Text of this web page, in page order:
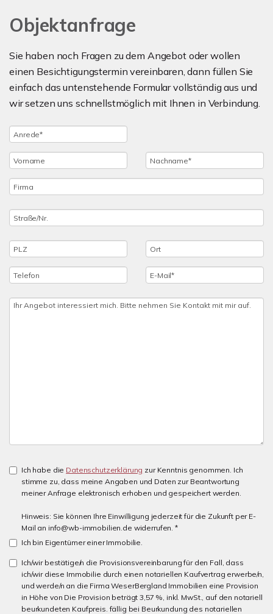
Objektanfrage
Sie haben noch Fragen zu dem Angebot oder wollen
einen Besichtigungstermin vereinbaren, dann füllen Sie
einfach das untenstehende Formular vollständig aus und
wir setzen uns schnellstmöglich mit Ihnen in Verbindung.
Ich habe die Datenschutzerklärung zur Kenntnis genommen. Ich
stimme zu, dass meine Angaben und Daten zur Beantwortung
meiner Anfrage elektronisch erhoben und gespeichert werden.
Hinweis: Sie können Ihre Einwilligung jederzeit für die Zukunft per E-
Mail an info@wb-immobilien.de widerrufen. *
Ich bin Eigentümer einer Immobilie.
Ich/wir bestätige/n die Provisionsvereinbarung für den Fall, dass
ich/wir diese Immobilie durch einen notariellen Kaufvertrag erwerbe/n,
und werde/n an die Firma WeserBergland Immobilien eine Provision
in Höhe von Die Provision beträgt 3,57 %, inkl. MwSt., auf den notariell
beurkundeten Kaufpreis. fällig bei Beurkundung des notariellen